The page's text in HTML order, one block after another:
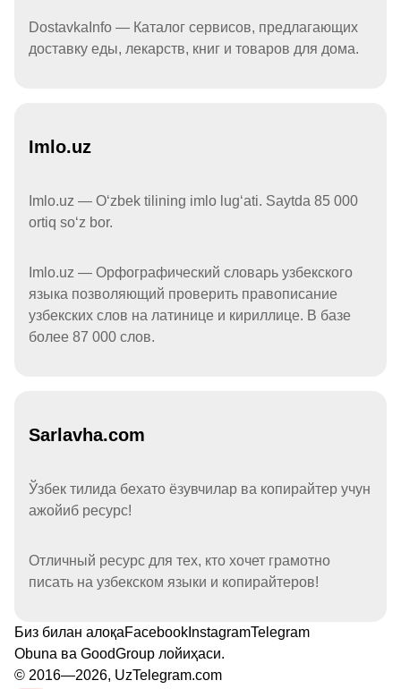
DostavkaInfo — Каталог сервисов, предлагающих
доставку еды, лекарств, книг и товаров для дома.
Imlo.uz
Imlo.uz — Oʻzbek tilining imlo lugʻati. Saytda 85 000
ortiq soʻz bor.
Imlo.uz — Орфографический словарь узбекского
языка позволяющий проверить правописание
узбекских слов на латинице и кириллице. В базе
более 87 000 слов.
Sarlavha.com
Ўзбек тилида бехато ёзувчилар ва копирайтер учун
ажойиб ресурс!
Отличный ресурс для тех, кто хочет грамотно
писать на узбекском языки и копирайтеров!
Биз билан алоқаFacebook InstagramTelegram
Obuna ва GoodGroup лойиҳаси.
© 2016—2026, UzTelegram.com